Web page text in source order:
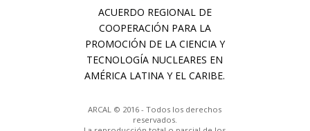
ARCAL © 2016 - Todos los derechos
reservados.